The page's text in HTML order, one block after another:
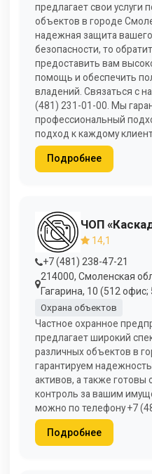
предлагает свои услуги
объектов в городе
надежная защита
безопасности, то
предоставить вам
помощь и обеспечить
владений. Связаться с
(481) 231-01-00. Мы
профессиональный
подход к каждому
Подробнее
ЧОП
14,1
+7 (481) 238-47-21
214000, Смоленская
Гагарина, 10 (512 офис;
Охрана объектов
Частное охранное
предлагает широкий
различных объектов в
гарантируем
активов, а также готовы
контроль за вашим
можно по телефону +7
Подробнее